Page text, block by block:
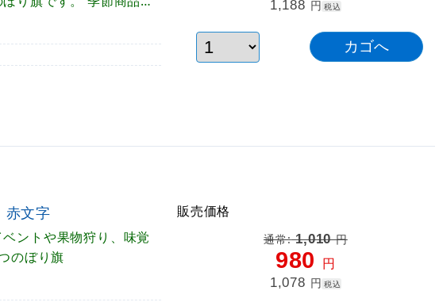
1,188 円 税込
赤文字
ントや果物狩り、味覚
のぼり旗
販売価格
通常:1,010円
980 円
1,078 円 税込